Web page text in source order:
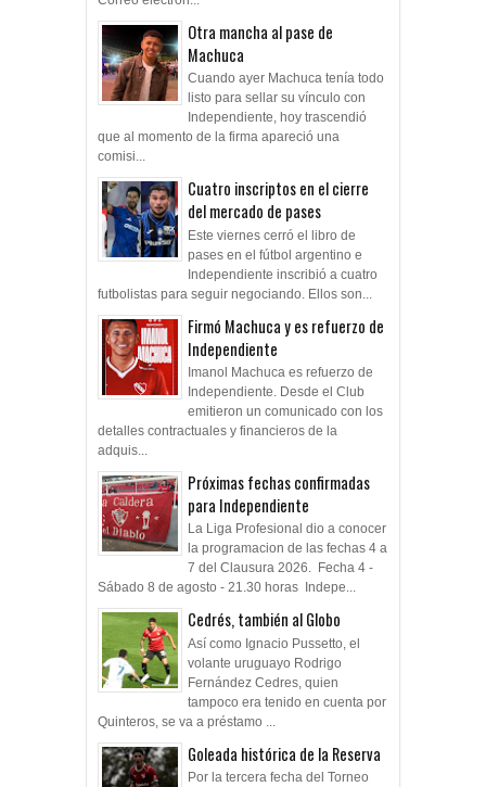
Otra mancha al pase de
Machuca
Cuando ayer Machuca tenía todo
listo para sellar su vínculo con
Independiente, hoy trascendió
que al momento de la firma apareció una
comisi...
Cuatro inscriptos en el cierre
del mercado de pases
Este viernes cerró el libro de
pases en el fútbol argentino e
Independiente inscribió a cuatro
futbolistas para seguir negociando. Ellos son...
Firmó Machuca y es refuerzo de
Independiente
Imanol Machuca es refuerzo de
Independiente. Desde el Club
emitieron un comunicado con los
detalles contractuales y financieros de la
adquis...
Próximas fechas confirmadas
para Independiente
La Liga Profesional dio a conocer
la programacion de las fechas 4 a
7 del Clausura 2026. Fecha 4 -
Sábado 8 de agosto - 21.30 horas Indepe...
Cedrés, también al Globo
Así como Ignacio Pussetto, el
volante uruguayo Rodrigo
Fernández Cedres, quien
tampoco era tenido en cuenta por
Quinteros, se va a préstamo ...
Goleada histórica de la Reserva
Por la tercera fecha del Torneo